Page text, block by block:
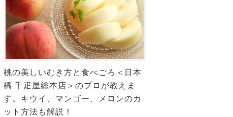
桃の美しいむき方と食べごろ＜日本
橋 千疋屋総本店＞のプロが教えま
す。キウイ、マンゴー、メロンのカ
ット方法も解説！